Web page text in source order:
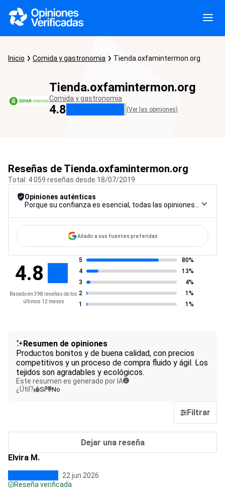
Inicio Comida y gastronomia Tienda.oxfamintermon.org
Tienda.oxfamintermon.org
Comida y gastronomia
4.8 (Ver las opiniones)
Reseñas de Tienda.oxfamintermon.org
Total: 4 059 reseñas desde 18/07/2019
Opiniones auténticas
Añadir a sus fuentes preferidas
4.8
Basado en 398 reseñas de los
últimos 12 meses
5
80%
4
13%
3
4%
2
1%
1
1%
Resumen de opiniones
Productos bonitos y de buena calidad, con precios
competitivos y un proceso de compra fluido y ágil. Los
tejidos son agradables y ecológicos.
Este resumen es generado por IA
¿Útil?
Sí No
Filtrar
Dejar una reseña
Elvira M.
22 jun 2026
Reseña verificada